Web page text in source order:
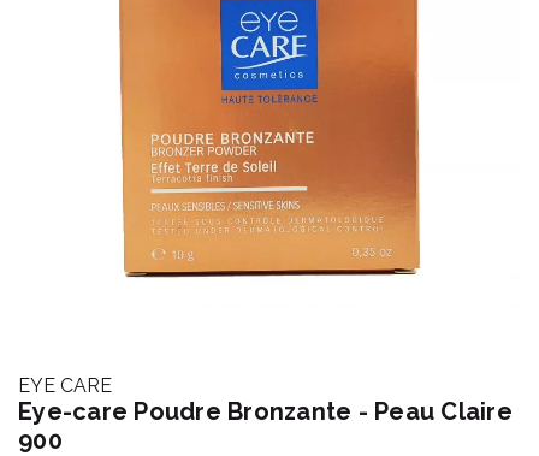
EYE CARE
Eye-care Poudre Bronzante - Peau Claire
900